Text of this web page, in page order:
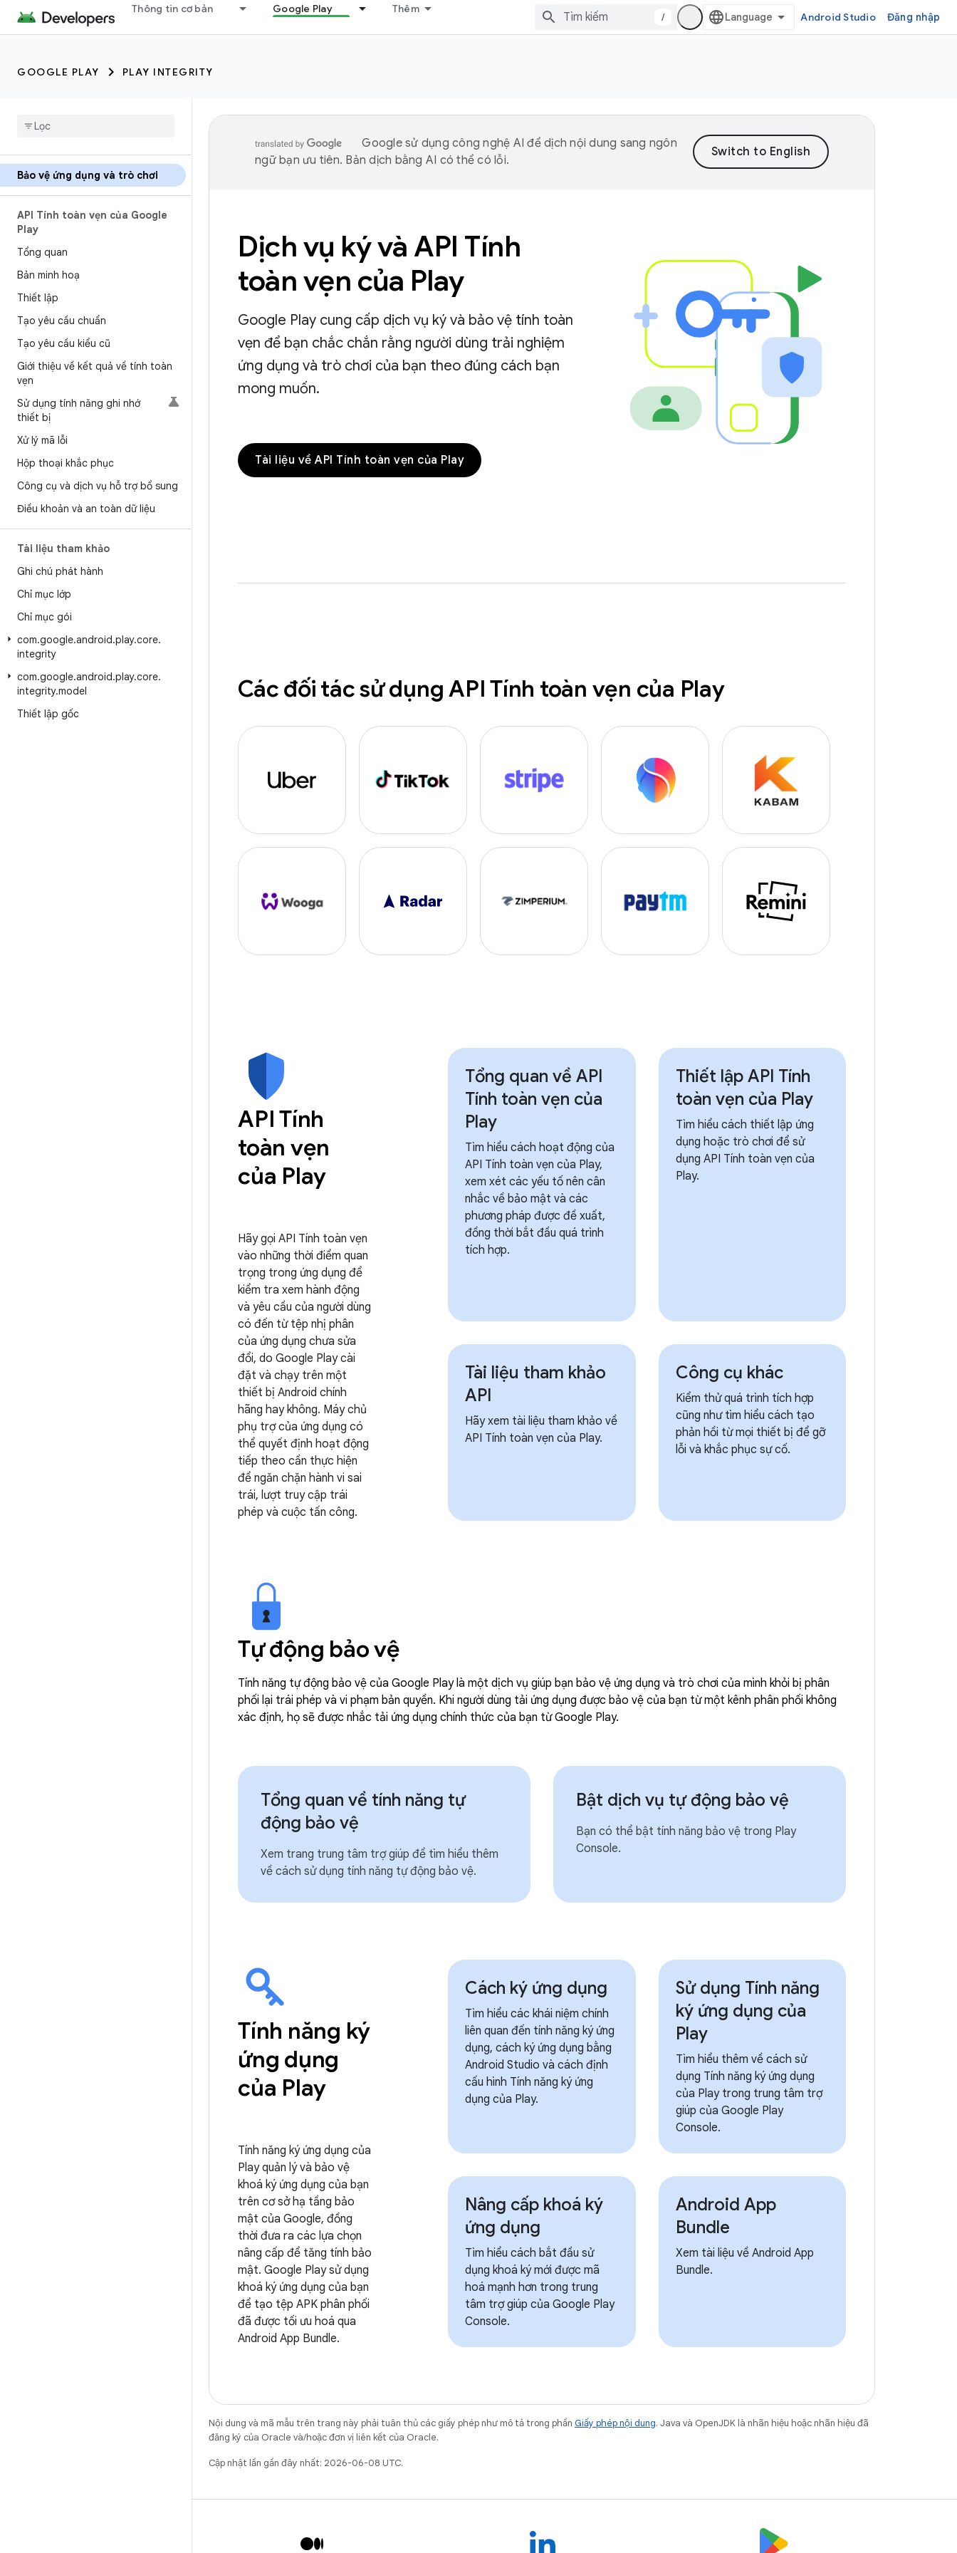
Thông tin cơ bản Google Play Thêm
/ Android Studio Đăng nhập
GOOGLE PLAY PLAY INTEGRITY
Bảo vệ ứng dụng và trò chơi
API Tính toàn vẹn của Google
Play
Tổng quan
Bản minh hoạ
Thiết lập
Tạo yêu cầu chuẩn
Tạo yêu cầu kiểu cũ
Giới thiệu về kết quả về tính toàn
vẹn
Sử dụng tính năng ghi nhớ
thiết bị
Xử lý mã lỗi
Hộp thoại khắc phục
Công cụ và dịch vụ hỗ trợ bổ sung
Điều khoản và an toàn dữ liệu
Tài liệu tham khảo
Ghi chú phát hành
Chỉ mục lớp
Chỉ mục gói
com.google.android.play.core.
integrity
com.google.android.play.core.
integrity.model
Thiết lập gốc
Google sử dụng công nghệ AI để dịch nội dung sang ngôn
ngữ bạn ưu tiên. Bản dịch bằng AI có thể có lỗi.
Dịch vụ ký và API Tính
toàn vẹn của Play
Google Play cung cấp dịch vụ ký và bảo vệ tính toàn
vẹn để bạn chắc chắn rằng người dùng trải nghiệm
ứng dụng và trò chơi của bạn theo đúng cách bạn
mong muốn.
Tài liệu về API Tính toàn vẹn của Play
Các đối tác sử dụng API Tính toàn vẹn của Play
API Tính
toàn vẹn
của Play
Hãy gọi API Tính toàn vẹn
vào những thời điểm quan
trọng trong ứng dụng để
kiểm tra xem hành động
và yêu cầu của người dùng
có đến từ tệp nhị phân
của ứng dụng chưa sửa
đổi, do Google Play cài
đặt và chạy trên một
thiết bị Android chính
hãng hay không. Máy chủ
phụ trợ của ứng dụng có
thể quyết định hoạt động
tiếp theo cần thực hiện
để ngăn chặn hành vi sai
trái, lượt truy cập trái
phép và cuộc tấn công.
Tổng quan về API
Tính toàn vẹn của
Play
Tìm hiểu cách hoạt động của
API Tính toàn vẹn của Play,
xem xét các yếu tố nên cân
nhắc về bảo mật và các
phương pháp được đề xuất,
đồng thời bắt đầu quá trình
tích hợp.
Thiết lập API Tính
toàn vẹn của Play
Tìm hiểu cách thiết lập ứng
dụng hoặc trò chơi để sử
dụng API Tính toàn vẹn của
Play.
Tài liệu tham khảo
API
Hãy xem tài liệu tham khảo về
API Tính toàn vẹn của Play.
Công cụ khác
Kiểm thử quá trình tích hợp
cũng như tìm hiểu cách tạo
phản hồi từ mọi thiết bị để gỡ
lỗi và khắc phục sự cố.
Tự động bảo vệ
Tính năng tự động bảo vệ của Google Play là một dịch vụ giúp bạn bảo vệ ứng dụng và trò chơi của mình khỏi bị phân
phối lại trái phép và vi phạm bản quyền. Khi người dùng tải ứng dụng được bảo vệ của bạn từ một kênh phân phối không
xác định, họ sẽ được nhắc tải ứng dụng chính thức của bạn từ Google Play.
Tổng quan về tính năng tự
động bảo vệ
Xem trang trung tâm trợ giúp để tìm hiểu thêm
về cách sử dụng tính năng tự động bảo vệ.
Bật dịch vụ tự động bảo vệ
Bạn có thể bật tính năng bảo vệ trong Play
Console.
Tính năng ký
ứng dụng
của Play
Tính năng ký ứng dụng của
Play quản lý và bảo vệ
khoá ký ứng dụng của bạn
trên cơ sở hạ tầng bảo
mật của Google, đồng
thời đưa ra các lựa chọn
nâng cấp để tăng tính bảo
mật. Google Play sử dụng
khoá ký ứng dụng của bạn
để tạo tệp APK phân phối
đã được tối ưu hoá qua
Android App Bundle.
Cách ký ứng dụng
Tìm hiểu các khái niệm chính
liên quan đến tính năng ký ứng
dụng, cách ký ứng dụng bằng
Android Studio và cách định
cấu hình Tính năng ký ứng
dụng của Play.
Sử dụng Tính năng
ký ứng dụng của
Play
Tìm hiểu thêm về cách sử
dụng Tính năng ký ứng dụng
của Play trong trung tâm trợ
giúp của Google Play
Console.
Nâng cấp khoá ký
ứng dụng
Tìm hiểu cách bắt đầu sử
dụng khoá ký mới được mã
hoá mạnh hơn trong trung
tâm trợ giúp của Google Play
Console.
Android App
Bundle
Xem tài liệu về Android App
Bundle.
Nội dung và mã mẫu trên trang này phải tuân thủ các giấy phép như mô tả trong phần Giấy phép nội dung. Java và OpenJDK là nhãn hiệu hoặc nhãn hiệu đã
đăng ký của Oracle và/hoặc đơn vị liên kết của Oracle.
Cập nhật lần gần đây nhất: 2026-06-08 UTC.